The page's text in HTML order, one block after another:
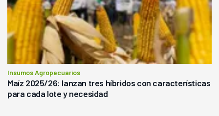
Insumos Agropecuarios
Maíz 2025/26: lanzan tres híbridos con características
para cada lote y necesidad